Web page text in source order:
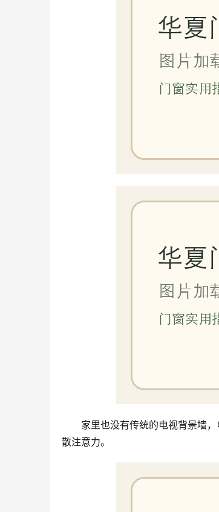
家里也没有传统的电视背景墙
散注意力。